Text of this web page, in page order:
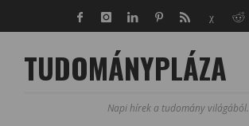
TUDOMÁNYPLÁZA
Napi hírek a tudomány világából.